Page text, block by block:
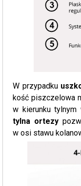
W przypadku
kość piszczelowa
w kierunku tylnym
tylna ortezy
w osi stawu